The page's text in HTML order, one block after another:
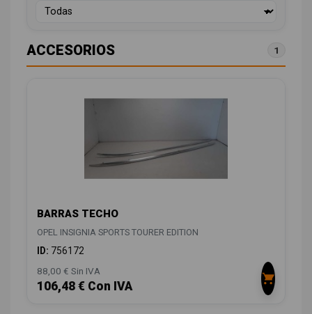
ACCESORIOS 1
BARRAS TECHO
OPEL INSIGNIA SPORTS TOURER EDITION
ID: 756172
88,00 € Sin IVA
106,48 € Con IVA